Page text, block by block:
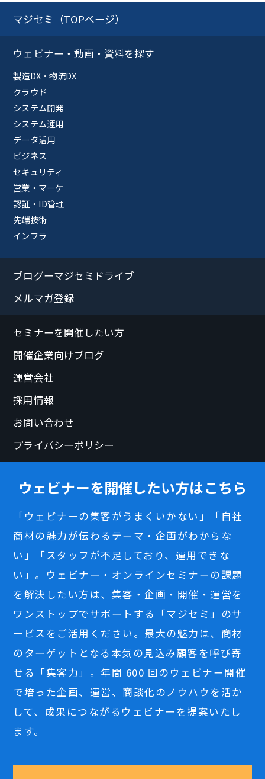
マジセミ（TOPページ）
ウェビナー・動画・資料を探す
製造DX・物流DX
クラウド
システム開発
システム運用
データ活用
ビジネス
セキュリティ
営業・マーケ
認証・ID管理
先端技術
インフラ
ブログーマジセミドライブ
メルマガ登録
セミナーを開催したい方
開催企業向けブログ
運営会社
採用情報
お問い合わせ
プライバシーポリシー
ウェビナーを開催したい方はこちら
「ウェビナーの集客がうまくいかない」「自社
商材の魅力が伝わるテーマ・企画がわからな
い」「スタッフが不足しており、運用できな
い」。ウェビナー・オンラインセミナーの課題
を解決したい方は、集客・企画・開催・運営を
ワンストップでサポートする「マジセミ」のサ
ービスをご活用ください。最大の魅力は、商材
のターゲットとなる本気の見込み顧客を呼び寄
せる「集客力」。年間 600 回のウェビナー開催
で培った企画、運営、商談化のノウハウを活か
して、成果につながるウェビナーを提案いたし
ます。